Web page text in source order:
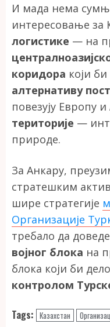
И мада нема
интересовање за
логистике — на
коридора који
алтернативу
повезују Европу
територије —
природе.
За Анкару,
стратешким
шире стратегије
Организације
требало да
војног блока на
блока који би
контролом
Tags: Казахстан